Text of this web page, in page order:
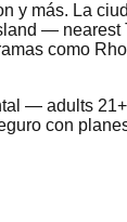
más. La
—
como
— adults
con